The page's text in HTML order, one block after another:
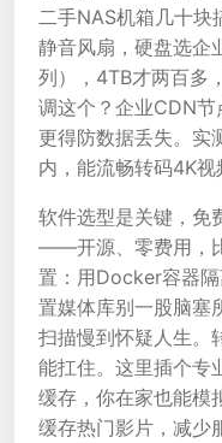
二手NAS机箱几十块
静音风扇，硬盘选企
列），4TB才两百多
调这个？企业CDN
更得防数据丢失。实
内，能流畅转码4K视
软件选型是关键，免
——开源、零费用，
置：用Docker容器
置媒体库别一股脑塞
扫描慢到怀疑人生。
能扛住。这里插个专
缓存，你在家也能
缓存热门影片，减少